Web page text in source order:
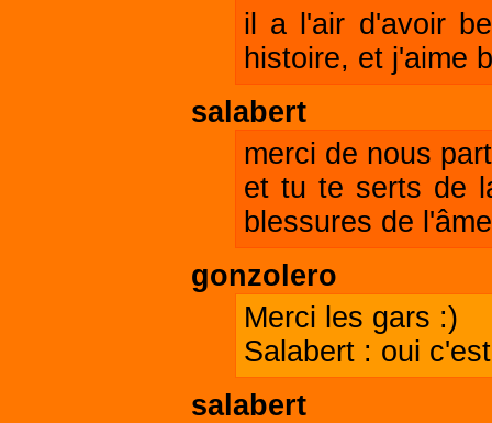
il a l'air d'avoir
histoire, et j'aime
salabert
merci de nous
et tu te serts de
blessures de
gonzolero
Merci les gars :)
Salabert : oui
salabert